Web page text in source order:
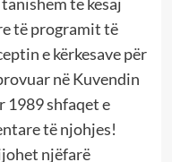
të programit të
e kërkesave për
në Kuvendin
1989 shfaqet e
të njohjes!
njëfarë